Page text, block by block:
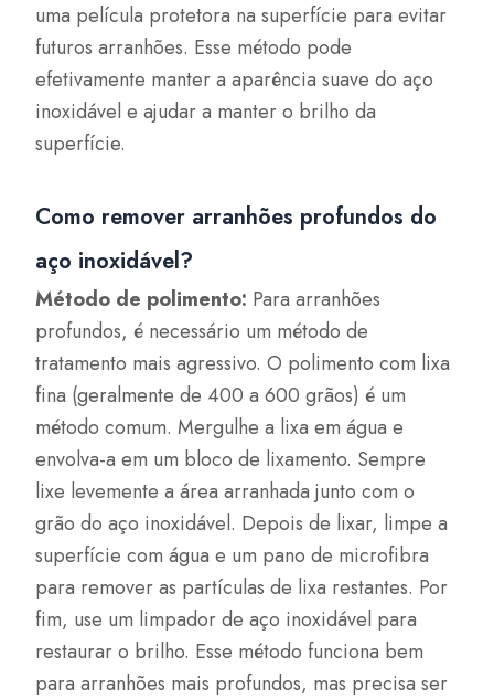
uma película protetora na superfície para evitar
futuros arranhões. Esse método pode
efetivamente manter a aparência suave do aço
inoxidável e ajudar a manter o brilho da
superfície.
Como remover arranhões profundos do
aço inoxidável?
Método de polimento: Para arranhões
profundos, é necessário um método de
tratamento mais agressivo. O polimento com lixa
fina (geralmente de 400 a 600 grãos) é um
método comum. Mergulhe a lixa em água e
envolva-a em um bloco de lixamento. Sempre
lixe levemente a área arranhada junto com o
grão do aço inoxidável. Depois de lixar, limpe a
superfície com água e um pano de microfibra
para remover as partículas de lixa restantes. Por
fim, use um limpador de aço inoxidável para
restaurar o brilho. Esse método funciona bem
para arranhões mais profundos, mas precisa ser